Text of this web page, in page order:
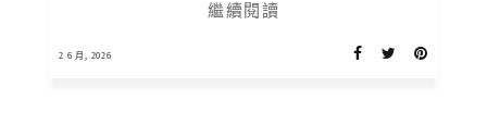
繼續閱讀
2 6 月, 2026